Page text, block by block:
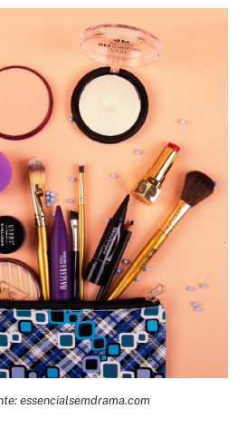
essencialsemdrama.com